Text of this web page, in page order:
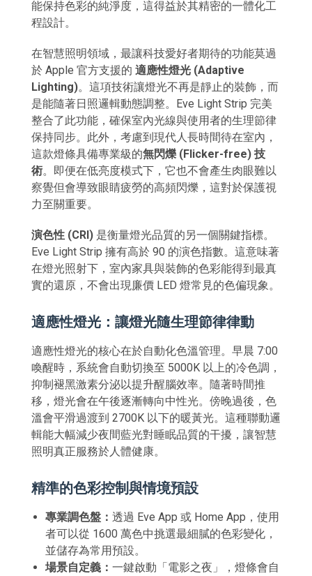
能保持色彩的純淨度，這得益於其精密的一體化工
程設計。
在智慧照明領域，最讓科技愛好者期待的功能莫過
於 Apple 官方支援的 適應性燈光 (Adaptive
Lighting)。這項技術讓燈光不再是靜止的裝飾，而
是能隨著日照邏輯動態調整。Eve Light Strip 完美
整合了此功能，確保室內光線與使用者的生理節律
保持同步。此外，考慮到現代人長時間待在室內，
這款燈條具備專業級的無閃爍 (Flicker-free) 技
術。即便在低亮度模式下，它也不會產生肉眼難以
察覺但會導致眼睛疲勞的高頻閃爍，這對於保護視
力至關重要。
演色性 (CRI) 是衡量燈光品質的另一個關鍵指標。
Eve Light Strip 擁有高於 90 的演色指數。這意味著
在燈光照射下，室內家具與裝飾的色彩能得到最真
實的還原，不會出現廉價 LED 燈常見的色偏現象。
適應性燈光：讓燈光隨生理節律律動
適應性燈光的核心在於自動化色溫管理。早晨 7:00
喚醒時，系統會自動切換至 5000K 以上的冷色調，
抑制褪黑激素分泌以提升醒腦效率。隨著時間推
移，燈光會在午後逐漸轉向中性光。傍晚過後，色
溫會平滑過渡到 2700K 以下的暖黃光。這種聯動邏
輯能大幅減少夜間藍光對睡眠品質的干擾，讓智慧
照明真正服務於人體健康。
精準的色彩控制與情境預設
專業調色盤： 透過 Eve App 或 Home App，使用
者可以從 1600 萬色中挑選最細膩的色彩變化，
並儲存為常用預設。
場景自定義： 一鍵啟動「電影之夜」，燈條會自